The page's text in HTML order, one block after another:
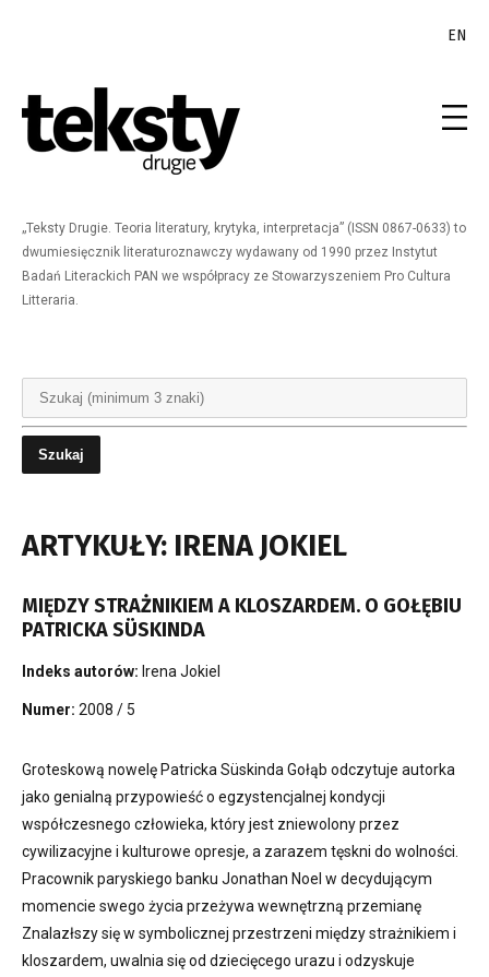
EN
„Teksty Drugie. Teoria literatury, krytyka, interpretacja” (ISSN 0867-0633) to
dwumiesięcznik literaturoznawczy wydawany od 1990 przez Instytut
Badań Literackich PAN we współpracy ze Stowarzyszeniem Pro Cultura
Litteraria.
ARTYKUŁY: IRENA JOKIEL
MIĘDZY STRAŻNIKIEM A KLOSZARDEM. O GOŁĘBIU
PATRICKA SÜSKINDA
Indeks autorów: Irena Jokiel
Numer: 2008 / 5
Groteskową nowelę Patricka Süskinda Gołąb odczytuje autorka
jako genialną przypowieść o egzystencjalnej kondycji
współczesnego człowieka, który jest zniewolony przez
cywilizacyjne i kulturowe opresje, a zarazem tęskni do wolności.
Pracownik paryskiego banku Jonathan Noel w decydującym
momencie swego życia przeżywa wewnętrzną przemianę
Znalazłszy się w symbolicznej przestrzeni między strażnikiem i
kloszardem, uwalnia się od dziecięcego urazu i odzyskuje